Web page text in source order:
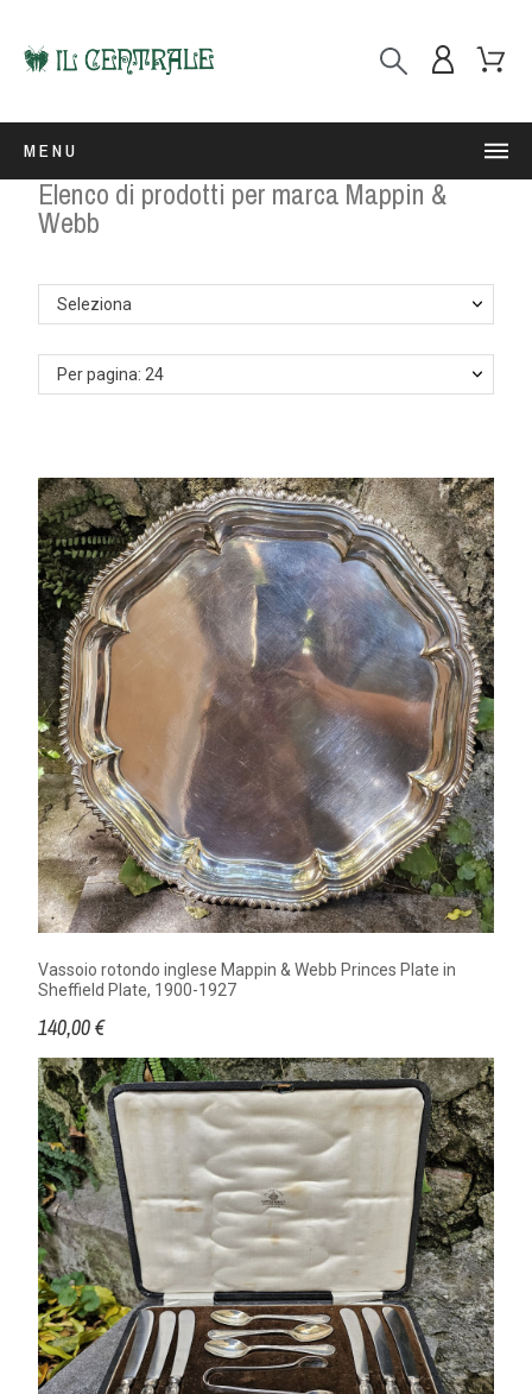
MENU
Elenco di prodotti per marca Mappin &
Webb
Seleziona
Per pagina: 24
Vassoio rotondo inglese Mappin & Webb Princes Plate in
Sheffield Plate, 1900-1927
140,00 €